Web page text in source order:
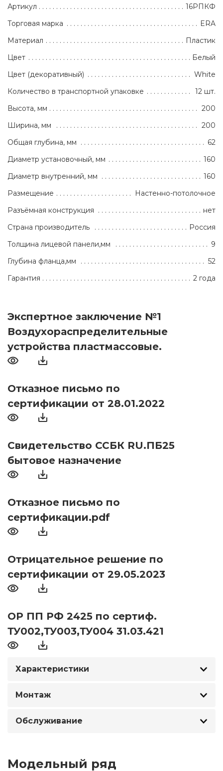
Артикул
16РПКФ
Торговая марка
ERA
Материал
Пластик
Цвет
Белый
Цвет (декоративный)
White
Количество в транспортной упаковке
12 шт.
Высота, мм
200
Ширина, мм
200
Общая глубина, мм
62
Диаметр установочный, мм
160
Диаметр внутренний, мм
160
Размещение
Настенно-потолочное
Разъёмная конструкция
нет
Страна производитель
Россия
Толщина лицевой панели,мм
9
Глубина фланца,мм
52
Гарантия
2 года
Экспертное заключение №1
Воздухораспределительные
устройства пластмассовые.
Отказное письмо по
сертификации от 28.01.2022
Свидетельство ССБК RU.ПБ25
бытовое назначение
Отказное письмо по
сертификации.pdf
Отрицательное решение по
сертификации от 29.05.2023
ОР ПП РФ 2425 по сертиф.
ТУ002,ТУ003,ТУ004 31.03.421
Характеристики
Монтаж
Обслуживание
Модельный ряд